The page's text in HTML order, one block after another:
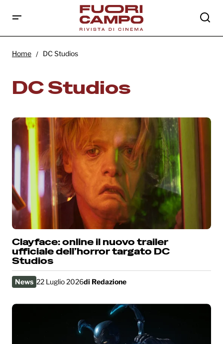
Home DC Studios
DC Studios
Clayface: online il nuovo trailer
ufficiale dell’horror targato DC
Studios
News 22 Luglio 2026di Redazione